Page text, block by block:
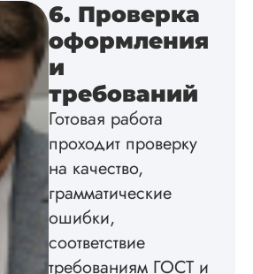
Вид работы:
Дата:2024-03-25
Кандидатская по
истории была
в соответствии с
методичкой. Автор
создал структуру
оформил, правда,
некоторые
6. Проверка
оформления
и
требований
Готовая работа
проходит проверку
на качество,
грамматические
ошибки,
соответствие
требованиям ГОСТ и